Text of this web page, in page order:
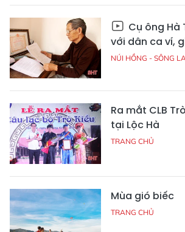
Cụ ông Hà
với dân ca ví,
NÚI HỒNG - SÔNG LA
Ra mắt CLB
tại Lộc Hà
TRANG CHỦ
Mùa gió biếc
TRANG CHỦ